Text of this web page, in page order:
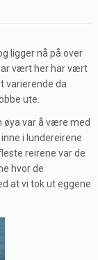
ligger nå på over
vært her har vært
varierende da
ute.
øya var å være med
i lundereirene
reirene var de
hvor de
at vi tok ut eggene